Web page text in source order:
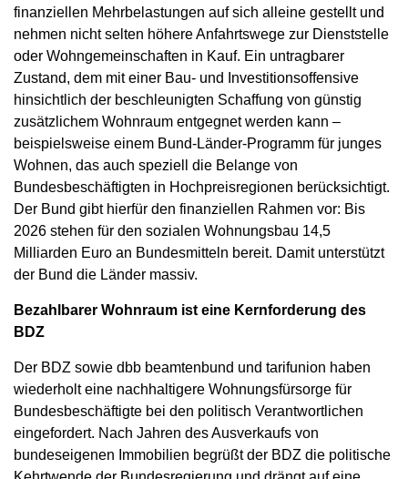
finanziellen Mehrbelastungen auf sich alleine gestellt und
nehmen nicht selten höhere Anfahrtswege zur Dienststelle
oder Wohngemeinschaften in Kauf. Ein untragbarer
Zustand, dem mit einer Bau- und Investitionsoffensive
hinsichtlich der beschleunigten Schaffung von günstig
zusätzlichem Wohnraum entgegnet werden kann –
beispielsweise einem Bund-Länder-Programm für junges
Wohnen, das auch speziell die Belange von
Bundesbeschäftigten in Hochpreisregionen berücksichtigt.
Der Bund gibt hierfür den finanziellen Rahmen vor: Bis
2026 stehen für den sozialen Wohnungsbau 14,5
Milliarden Euro an Bundesmitteln bereit. Damit unterstützt
der Bund die Länder massiv.
Bezahlbarer Wohnraum ist eine Kernforderung des
BDZ
Der BDZ sowie dbb beamtenbund und tarifunion haben
wiederholt eine nachhaltigere Wohnungsfürsorge für
Bundesbeschäftigte bei den politisch Verantwortlichen
eingefordert. Nach Jahren des Ausverkaufs von
bundeseigenen Immobilien begrüßt der BDZ die politische